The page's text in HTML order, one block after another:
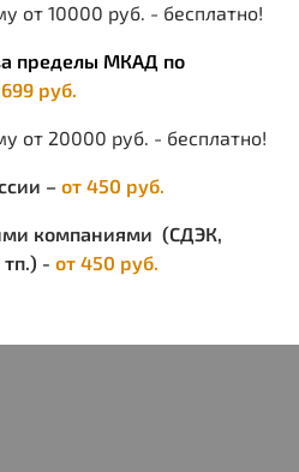
от 10000 руб. - бесплатно!
пределы МКАД по
699 руб.
от 20000 руб. - бесплатно!
– от 450 руб.
компаниями (СДЭК,
- от 450 руб.